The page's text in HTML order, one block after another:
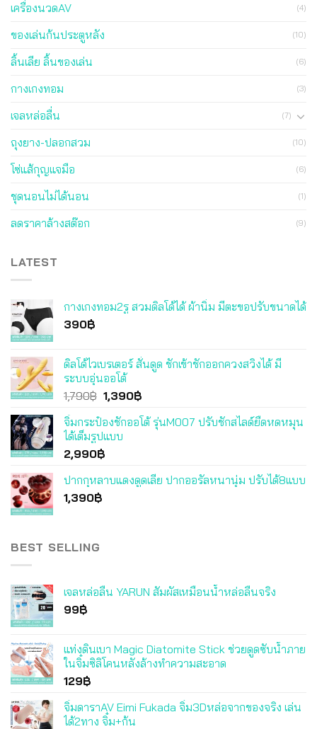
เครื่องนวดAV (4)
ของเล่นก้นประตูหลัง (10)
ลิ้นเลีย ลิ้นของเล่น (6)
กางเกงทอม (3)
เจลหล่อลื่น (7)
ถุงยาง-ปลอกสวม (10)
โซ่แส้กุญแจมือ (6)
ชุดนอนไม่ได้นอน (1)
ลดราคาล้างสต๊อก (9)
LATEST
กางเกงทอม2รู สวมดิลโด้ได้ ผ้านิ่ม มีตะขอปรับขนาดได้
390฿
ดิลโด้ไวเบรเตอร์ สั่นดูด ชักเข้าชักออกควงสวิงได้ มี
ระบบอุ่นออโต้
1,790฿ Original
was:
1,790฿.
1,390฿Current
is:
จิ๋มกระป๋องชักออโต้ รุ่นM007 ปรับชักสไลด์ยืดหดหมุน
ได้เต็มรูปแบบ
2,990฿
ปากกุหลาบแดงดูดเลีย ปากออรัลหนานุ่ม ปรับได้8แบบ
1,390฿
BEST SELLING
เจลหล่อลื่น YARUN สัมผัสเหมือนน้ำหล่อลื่นจริง
99฿
แท่งดินเบา Magic Diatomite Stick ช่วยดูดซับน้ำภาย
ในจิ๋มซิลิโคนหลังล้างทำความสะอาด
129฿
จิ๋มดาราAV Eimi Fukada จิ๋ม3Dหล่อจากของจริง เล่น
ได้2ทาง จิ๋ม+ก้น